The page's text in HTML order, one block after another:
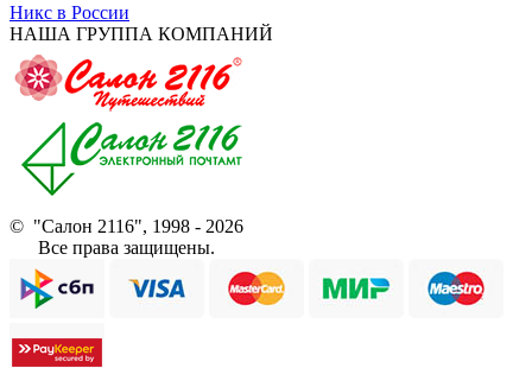
Никс в России
НАША ГРУППА КОМПАНИЙ
© "Салон 2116", 1998 - 2026
Все права защищены.